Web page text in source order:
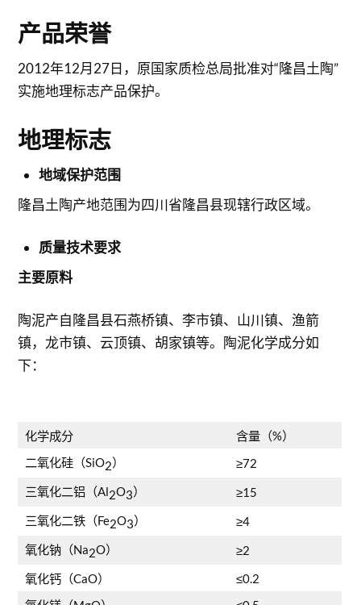
产品荣誉
2012年12月27日，原国家质检总局批准对“隆昌土陶”
实施地理标志产品保护。
地理标志
地域保护范围
隆昌土陶产地范围为四川省隆昌县现辖行政区域。
质量技术要求
主要原料
陶泥产自隆昌县石燕桥镇、李市镇、山川镇、渔箭
镇，龙市镇、云顶镇、胡家镇等。陶泥化学成分如
下：
化学成分
含量（%）
二氧化硅（SiO2）
≥72
三氧化二铝（Al2O3）
≥15
三氧化二铁（Fe2O3）
≥4
氧化钠（Na2O）
≥2
氧化钙（CaO）
≤0.2